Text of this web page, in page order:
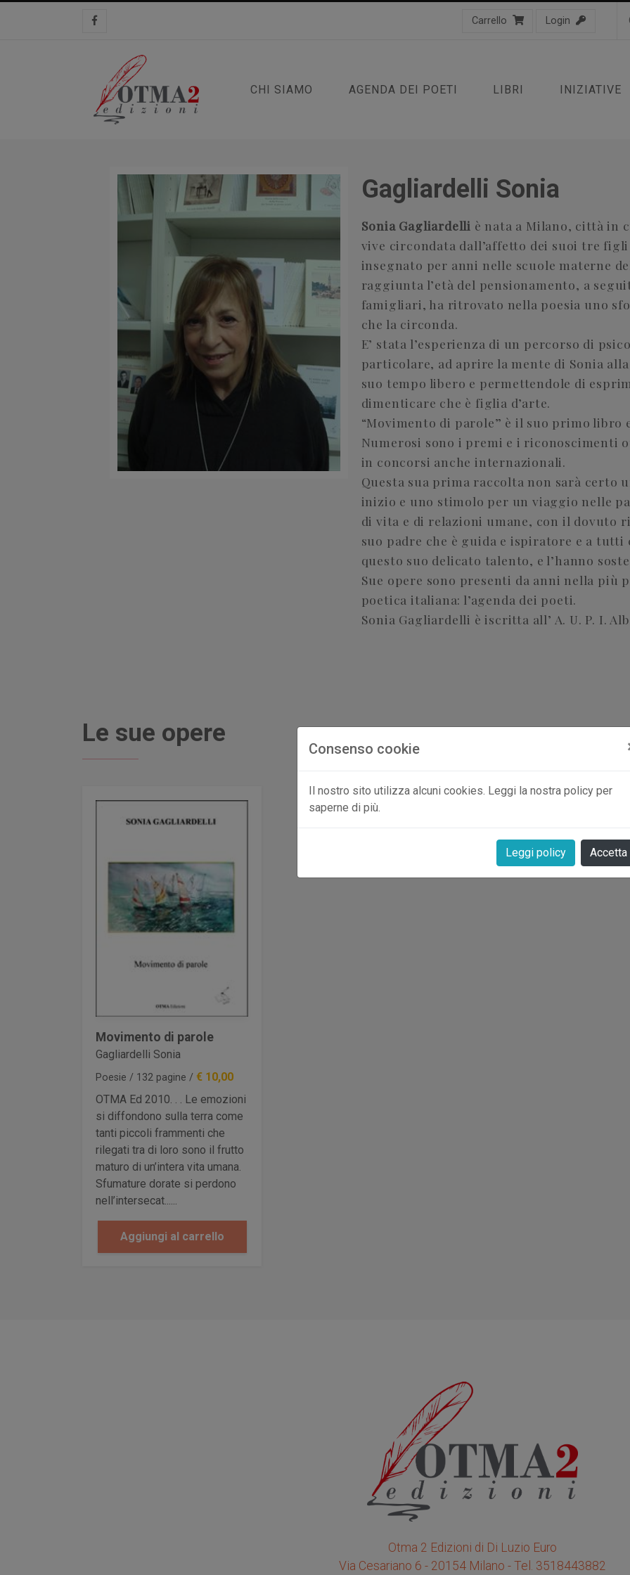
Carrello Login
Consenso cookie
Il nostro sito utilizza alcuni cookies. Leggi la nostra policy per
saperne di più.
Leggi policy Accetta
CHI SIAMO AGENDA DEI POETI LIBRI INIZIATIVE
Gagliardelli Sonia
Sonia Gagliardelli è nata a Milano, città in
vive circondata dall’affetto dei suoi tre
insegnato per anni nelle scuole materne
raggiunta l’età del pensionamento, a
famigliari, ha ritrovato nella poesia uno
che la circonda.
E’ stata l’esperienza di un percorso di
particolare, ad aprire la mente di Sonia
suo tempo libero e permettendole di
dimenticare che è figlia d’arte.
“Movimento di parole” è il suo primo libro
Numerosi sono i premi e i riconoscimenti
in concorsi anche internazionali.
Questa sua prima raccolta non sarà certo
inizio e uno stimolo per un viaggio nelle
di vita e di relazioni umane, con il dovuto
suo padre che è guida e ispiratore e a
questo suo delicato talento, e l’hanno
Sue opere sono presenti da anni nella più
poetica italiana: l’agenda dei poeti.
Sonia Gagliardelli è iscritta all’ A. U. P. I.
Le sue opere
Movimento di parole
Gagliardelli Sonia
Poesie / 132 pagine /€ 10,00
OTMA Ed 2010. . . Le emozioni
si diffondono sulla terra come
tanti piccoli frammenti che
rilegati tra di loro sono il frutto
maturo di un’intera vita umana.
Sfumature dorate si perdono
nell’intersecat......
Aggiungi al carrello
Otma 2 Edizioni di Di Luzio Euro
Via Cesariano 6 - 20154 Milano - Tel. 3518443882